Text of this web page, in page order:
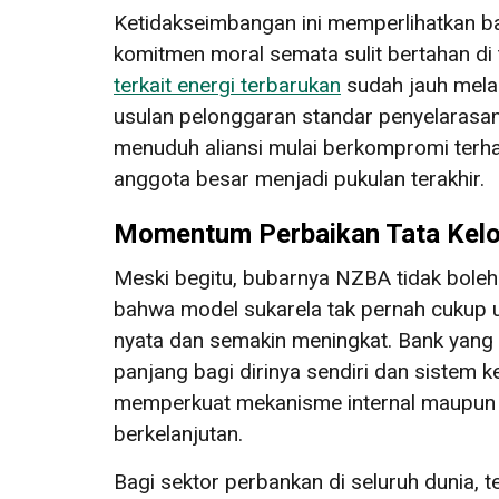
Ketidakseimbangan ini memperlihatkan
komitmen moral semata sulit bertahan
terkait energi terbarukan sudah jauh
usulan pelonggaran standar
menuduh aliansi mulai berkompromi
anggota besar menjadi pukulan terakhir.
Momentum Perbaikan Tata
Meski begitu, bubarnya NZBA tidak
bahwa model sukarela tak pernah
nyata dan semakin meningkat. Bank
panjang bagi dirinya sendiri dan sistem
memperkuat mekanisme internal
berkelanjutan.
Bagi sektor perbankan di seluruh dunia,